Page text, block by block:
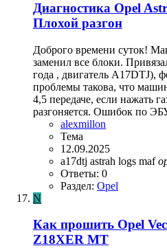
Диагностика Opel
Плохой разгон
Доброго времени суток!
заменил все блоки.
года , двигатель A17DTJ),
проблемы такова, что
4,5 передаче, если нажать
разгоняется. Ошибок по
alexmillon
Тема
12.09.2025
a17dtj astrah logs maf
Ответы: 0
Раздел: Opel
N
Как прошить Opel
Z18XER MT